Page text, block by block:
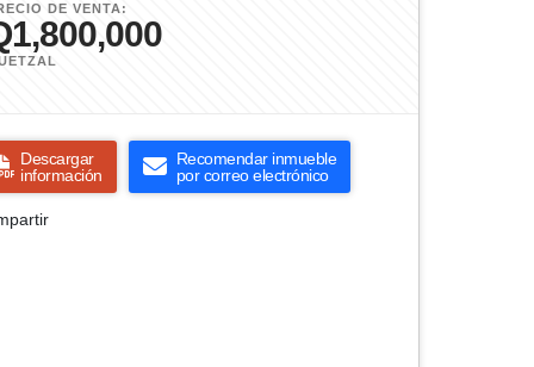
DE VENTA:
Descargar
información
Recomendar inmueble
por correo electrónico